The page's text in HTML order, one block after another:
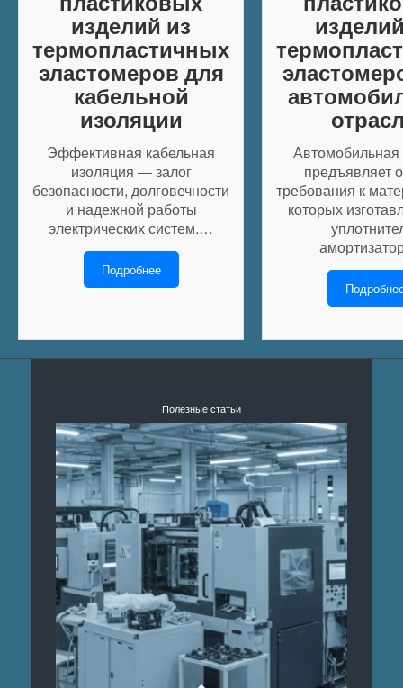
изделий из
термопластичных
эластомеров для
кабельной
изоляции
Эффективная кабельная
изоляция — залог
безопасности, долговечности
и надежной работы
электрических систем.…
Подробнее
Автомобильная
предъявляет
требования к
которых
Полезные статьи